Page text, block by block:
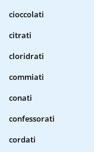
cioccolati
citrati
cloridrati
commiati
conati
confessorati
cordati